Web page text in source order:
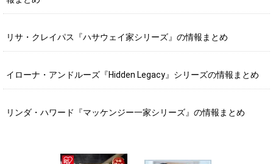
リサ・クレイパス『ハサウェイ家シリーズ』の情報まとめ
イローナ・アンドルーズ『Hidden Legacy』シリーズの情報まとめ
リンダ・ハワード『マッケンジー一家シリーズ』の情報まとめ